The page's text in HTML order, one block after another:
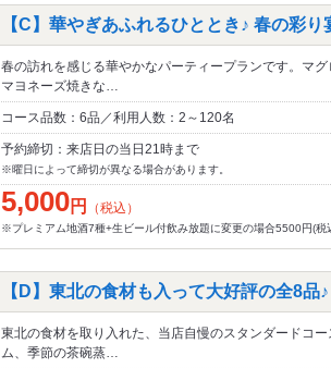
【C】華やぎあふれるひととき♪ 春の彩
春の訪れを感じる華やかなパーティープランです。マ
マヨネーズ焼きな…
コース品数：6品／利用人数：2～120名
予約締切：来店日の当日21時まで
※曜日によって締切が異なる場合があります。
5,000円 （税込）
※プレミアム地酒7種+生ビール付飲み放題に変更の場合5500円(税
【D】東北の食材も入って大好評の全8
東北の食材を取り入れた、当店自慢のスタンダードコ
ム、季節の茶碗蒸…